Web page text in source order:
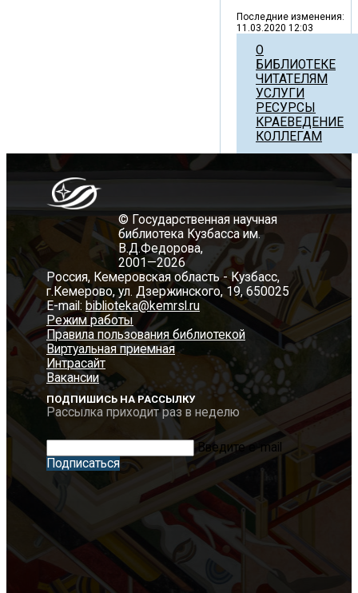
Последние изменения:
11.03.2020 12:03
О
БИБЛИОТЕКЕ
ЧИТАТЕЛЯМ
УСЛУГИ
РЕСУРСЫ
КРАЕВЕДЕНИЕ
КОЛЛЕГАМ
© Государственная научная
библиотека Кузбасса им.
В.Д.Федорова,
2001—2026
Россия, Кемеровская область - Кузбасс,
г.Кемерово, ул. Дзержинского, 19, 650025
E-mail: biblioteka@kemrsl.ru
Режим работы
Правила пользования библиотекой
Виртуальная приемная
Интрасайт
Вакансии
ПОДПИШИСЬ НА РАССЫЛКУ
Рассылка приходит раз в неделю
Введите e-mail
Подписаться